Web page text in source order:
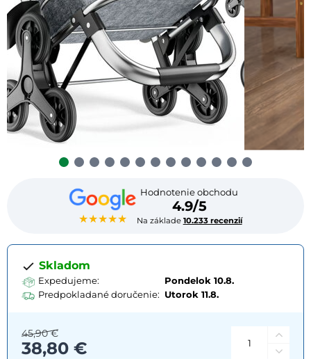
★★★★★
Hodnotenie obchodu
4.9/5
Na základe 10.233 recenzií
Skladom
Expedujeme:
Pondelok 10.8.
Predpokladané doručenie: Utorok 11.8.
38,80 €
45,90 €